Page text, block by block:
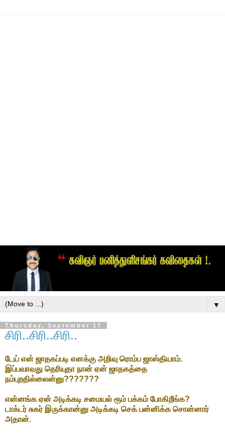
▼
Thursday, September 17
சிரி..சிரி..சிரி..
டேய் என் ஜாதகப்படி எனக்கு அறிவு ரொம்ப ஜாஸ்தியாம்.
இப்பவாவது தெரியுதா நான் ஏன் ஜாதகத்தை
நம்புறதில்லைன்னு???????
என்னங்க ஏன் அடிக்கடி சமையல் ரூம் பக்கம் போகிறீங்க?
டாக்டர் சுகர் இருக்கான்னு அடிக்கடி செக் பன்னிக்க சொன்னார்
அதான்.